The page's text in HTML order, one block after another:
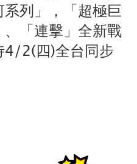
列」，「超極巨
「連擊」全新戰
4/2(四)全台同步